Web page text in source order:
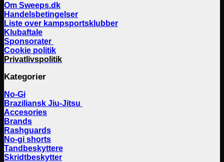
Om Sweeps.dk
Handelsbetingelser
Liste over kampsportsklubber
Klubaftale
Sponsorater
Cookie politik
Privatlivspolitik
Kategorier
No-Gi
Braziliansk Jiu-Jitsu
Accesories
Brands
Rashguards
No-gi shorts
Tandbeskyttere
Skridtbeskytter